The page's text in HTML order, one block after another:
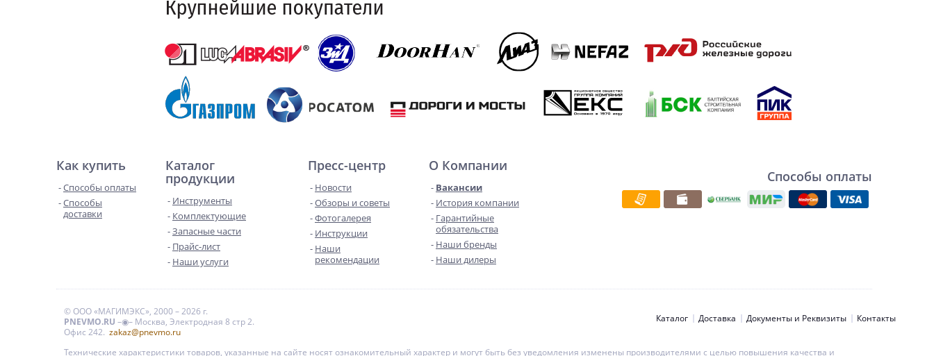
Как купить
Способы оплаты
Способы
доставки
Каталог
продукции
Инструменты
Комплектующие
Запасные части
Прайс-лист
Наши услуги
Пресс-центр
Новости
Обзоры и советы
Фотогалерея
Инструкции
Наши
рекомендации
О Компании
Вакансии
История компании
Гарантийные
обязательства
Наши бренды
Наши дилеры
Способы оплаты
© ООО «МАГИМЭКС», 2000 – 2026 г.
PNEVMO.RU –◉– Москва, Электродная 8 стр 2.
Офис 242. zakaz@pnevmo.ru
Каталог Доставка Документы и Реквизиты Контакты
Технические характеристики товаров, указанные на сайте носят ознакомительный характер и могут быть без уведомления изменены производителями с целью повышения качества и